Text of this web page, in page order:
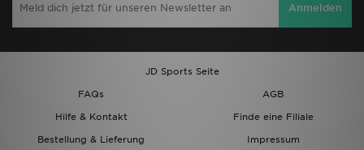
Anmelden
JD Sports Seite
FAQs
AGB
Hilfe & Kontakt
Finde eine Filiale
Bestellung & Lieferung
Impressum